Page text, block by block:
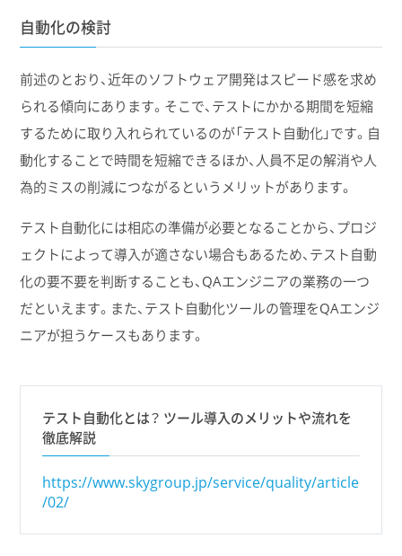
自動化の検討
前述のとおり、近年のソフトウェア開発はスピード感を求め
られる傾向にあります。そこで、テストにかかる期間を短縮
するために取り入れられているのが「テスト自動化」です。自
動化することで時間を短縮できるほか、人員不足の解消や人
為的ミスの削減につながるというメリットがあります。
テスト自動化には相応の準備が必要となることから、プロジ
ェクトによって導入が適さない場合もあるため、テスト自動
化の要不要を判断することも、QAエンジニアの業務の一つ
だといえます。また、テスト自動化ツールの管理をQAエンジ
ニアが担うケースもあります。
テスト自動化とは？ ツール導入のメリットや流れを
徹底解説
https://www.skygroup.jp/service/quality/article
/02/